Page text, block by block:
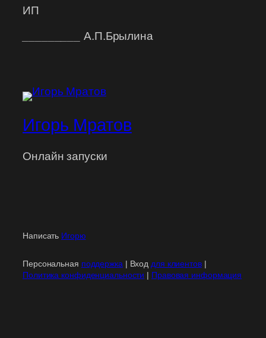
ИП
А.П.Брылина
Игорь Мратов
Онлайн запуски
Написать Игорю
Персональная поддержка | Вход для клиентов|
Политика конфиденциальности | Правовая информация